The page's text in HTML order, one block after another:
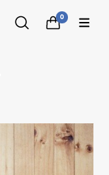
0